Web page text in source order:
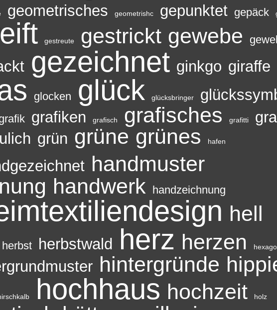
geometrisches geometrishc gepunktet gepäck
gestreute gestrickt gewebe
gezeichnet ginkgo giraffe
glocken glück glücksbringer
grafiken grafisch grafisches grafitti
grün grüne grünes hafen
handmuster
handwerk handzeichnung
hell
herbst herbstwald herz herzen
hintergründe
hochhaus hochzeit holz